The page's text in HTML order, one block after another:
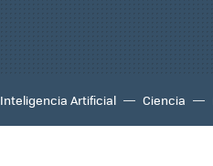
Inteligencia Artificial Ciencia